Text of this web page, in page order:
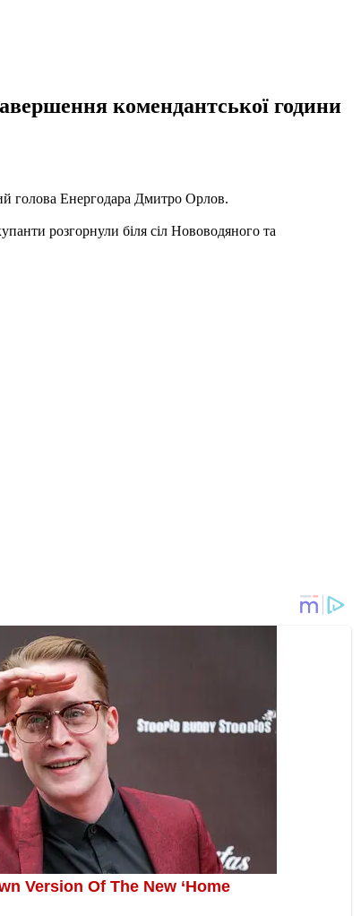
комендантської години
голова Енергодара Дмитро Орлов.
розгорнули біля сіл Нововодяного та